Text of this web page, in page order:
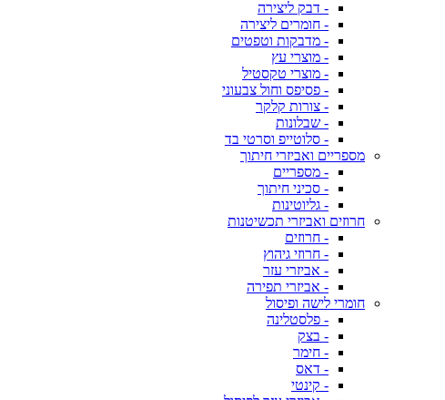
- דבק ליצירה
- חומרים ליצירה
- מדבקות וטפטים
- מוצרי עץ
- מוצרי טקסטיל
- פסיפס וחול צבעוני
- צורות קלקר
- שבלונות
- סלוטייפ וסרטי בד
מספריים ואביזרי חיתוך
- מספריים
- סכיני חיתוך
- גליוטינות
חרוזים ואביזרי תכשיטנות
- חרוזים
- חרוזי גיהוץ
- אביזרי עזר
- אביזרי תפירה
חומרי לישה ופיסול
- פלסטלינה
- בצק
- חימר
- דאס
- קינטי